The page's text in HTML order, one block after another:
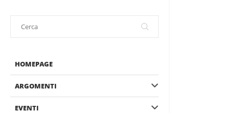
HOMEPAGE
ARGOMENTI
EVENTI